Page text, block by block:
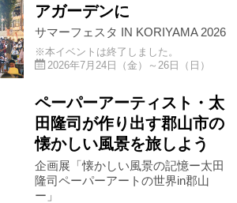
西会津町 磐梯町
中島村 富岡町
棚倉町 昭和村
鮫川村 広野町
アガーデンに
サマーフェスタ IN KORIYAMA 2026
※本イベントは終了しました。
2026年7月24日（金）～26日（日）
ペーパーアーティスト・太
田隆司が作り出す郡山市の
懐かしい風景を旅しよう
企画展「懐かしい風景の記憶ー太田
隆司ペーパーアートの世界in郡山
ー」